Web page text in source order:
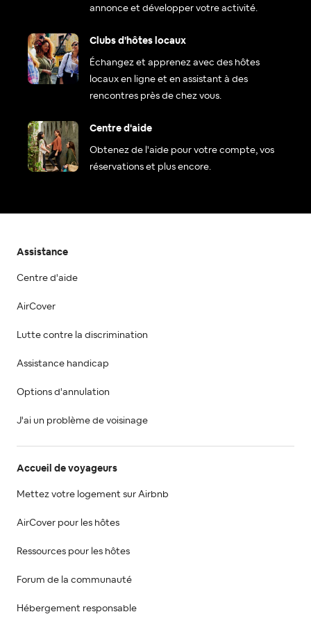
annonce et développer votre activité.
Clubs d'hôtes locaux
Échangez et apprenez avec des hôtes
locaux en ligne et en assistant à des
rencontres près de chez vous.
Centre d'aide
Obtenez de l'aide pour votre compte, vos
réservations et plus encore.
Assistance
Centre d'aide
AirCover
Lutte contre la discrimination
Assistance handicap
Options d'annulation
J'ai un problème de voisinage
Accueil de voyageurs
Mettez votre logement sur Airbnb
AirCover pour les hôtes
Ressources pour les hôtes
Forum de la communauté
Hébergement responsable